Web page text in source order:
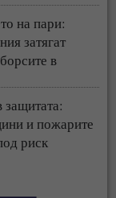
на пари:
затягат
в
защитата:
и пожарите
риск